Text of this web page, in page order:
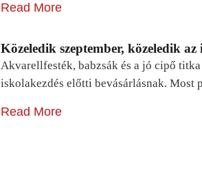
Read More
Közeledik szeptember, közeledik az
Akvarellfesték, babzsák és a jó cipő
iskolakezdés előtti bevásárlásnak. Most
Read More